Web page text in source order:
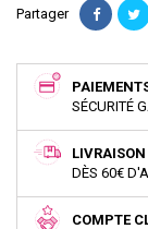
Partager
SÉCURITÉ
DÈS 60€
COMPTE